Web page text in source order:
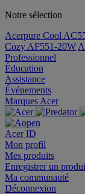
Notre sélection
Acerpure Cool
Cozy AF551-20W
Professionnel
Éducation
Assistance
Événements
Marques Acer
Acer ID
Mon profil
Mes produits
Enregistrer un
Ma communauté
Déconnexion